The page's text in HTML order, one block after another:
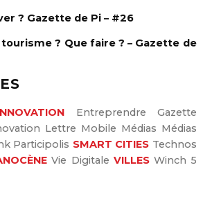
? Gazette de Pi – #26
? Que faire ? – Gazette de
Entreprendre
Gazette
Lettre Mobile Médias Médias
Participolis SMART CITIES Technos
Vie Digitale VILLES Winch 5